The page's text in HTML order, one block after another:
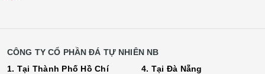
CÔNG TY CỔ PHẦN ĐÁ TỰ NHIÊN NB
1. Tại Thành Phố Hồ Chí
4. Tại Đà Nẵng